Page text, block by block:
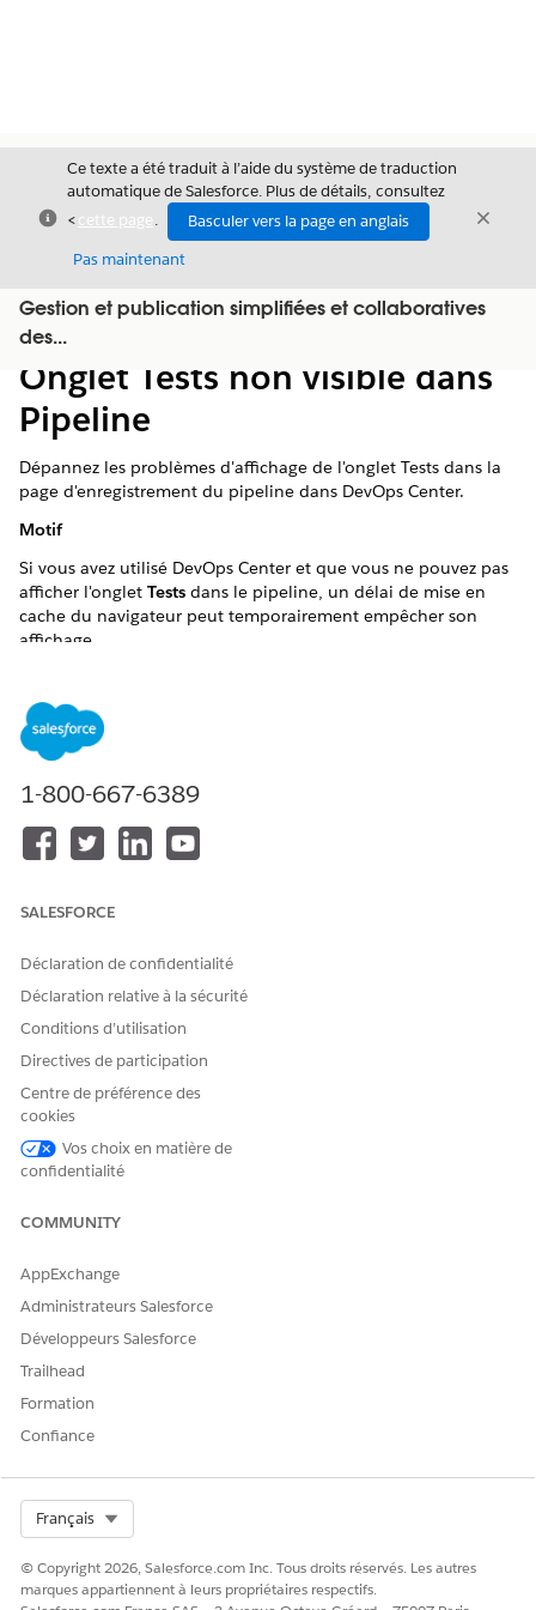
Fermer
Ce texte a été traduit à l’aide du système de traduction
automatique de Salesforce. Plus de détails, consultez
<cette page .
Basculer vers la page en anglais
Pas maintenant
Fermer
Gestion et publication simplifiées et collaboratives
des...
Table des
Onglet Tests non visible dans
Pipeline
Dépannez les problèmes d'affichage de l'onglet Tests dans la
page d'enregistrement du pipeline dans DevOps Center.
Motif
Si vous avez utilisé DevOps Center et que vous ne pouvez pas
afficher l'onglet Tests dans le pipeline, un délai de mise en
cache du navigateur peut temporairement empêcher son
affichage.
Actualisez la page.
Si l'onglet
vous de Salesforce, reconnectez-vous et attendez quelques
minutes avant d'actualiser de nouveau la page.
Configuration de DevOps Center Testing
CET ARTICLE A-T-IL RÉSOLU VOTRE PROBLÈME ?
Dites-nous ce que nous pouvons améliorer !
1-800-667-6389
SALESFORCE
Déclaration de confidentialité
Déclaration relative à la sécurité
Conditions d’utilisation
Directives de participation
Centre de préférence des
cookies
Vos choix en matière de
confidentialité
COMMUNITY
AppExchange
Administrateurs Salesforce
Développeurs Salesforce
Trailhead
Formation
Confiance
Français
© Copyright 2026, Salesforce.com Inc. Tous droits réservés. Les autres
marques appartiennent à leurs propriétaires respectifs.